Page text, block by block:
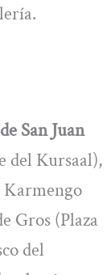
San Juan
del Kursaal),
Karmengo
Gros (Plaza
del